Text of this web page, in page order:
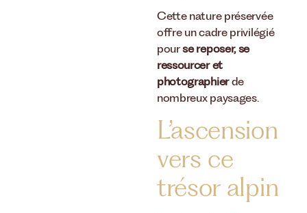
Cette nature préservée
offre un cadre privilégié
pourse reposer, se
ressourcer et
photographierde
nombreux paysages.
L’ascension
vers ce
trésor alpin